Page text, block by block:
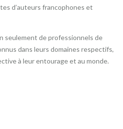
d’auteurs francophones et
seulement de professionnels de
dans leurs domaines respectifs,
à leur entourage et au monde.